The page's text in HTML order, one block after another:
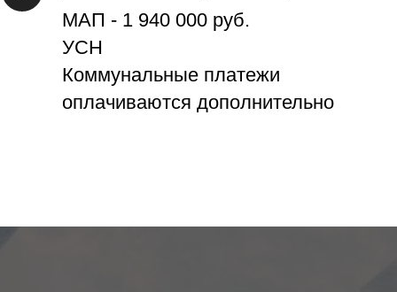
МАП - 1 940 000 руб.
УСН
Коммунальные платежи
оплачиваются дополнительно